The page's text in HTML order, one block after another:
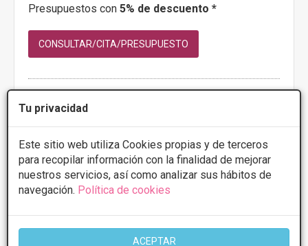
Tu privacidad
Este sitio web utiliza Cookies propias y de terceros
para recopilar información con la finalidad de mejorar
nuestros servicios, así como analizar sus hábitos de
navegación. Política de cookies
ACEPTAR
Presupuestos con 5% de descuento *
CONSULTAR/CITA/PRESUPUESTO